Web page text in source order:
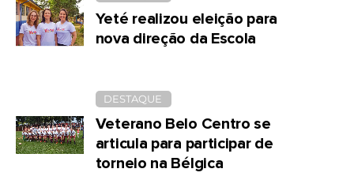
Yeté realizou eleição para
nova direção da Escola
DESTAQUE
Veterano Belo Centro se
articula para participar de
torneio na Bélgica